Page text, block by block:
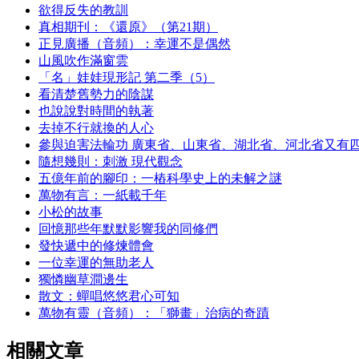
欲得反失的教訓
真相期刊：《還原》（第21期）
正見廣播（音頻）：幸運不是偶然
山風吹作滿窗雲
「名」娃娃現形記 第二季（5）
看清楚舊勢力的陰謀
也說說對時間的執著
去掉不行就換的人心
參與迫害法輪功 廣東省、山東省、湖北省、河北省又有
隨想幾則：刺激 現代觀念
五億年前的腳印：一樁科學史上的未解之謎
萬物有言：一紙載千年
小松的故事
回憶那些年默默影響我的同修們
發快遞中的修煉體會
一位幸運的無助老人
獨憐幽草澗邊生
散文：蟬唱悠悠君心可知
萬物有靈（音頻）：「獅畫」治病的奇蹟
相關文章